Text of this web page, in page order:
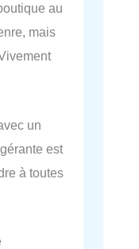
au
mais
un
est
à toutes